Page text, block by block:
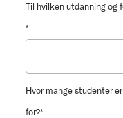
Til hvilken utdanning og
*
Hvor mange studenter
for?*